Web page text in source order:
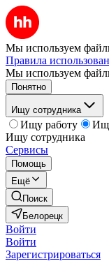
Мы используем
Правила
Мы используем
Понятно
Ищу сотрудника
Ищу работу
Ищу сотрудника
Сервисы
Помощь
Ещё
Поиск
Белорецк
Войти
Войти
Зарегистрироваться